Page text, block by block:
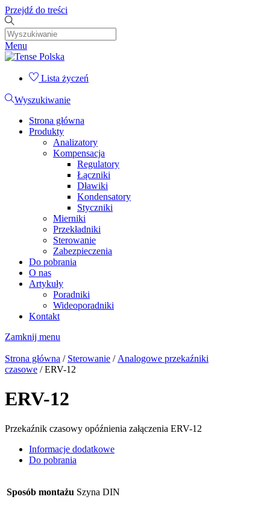
Przejdź do treści
Menu
Lista życzeń
Wyszukiwanie
Strona główna
Produkty
Analizatory
Kompensacja
Regulatory
Łączniki
Dławiki
Kondensatory
Styczniki
Mierniki
Przekładniki
Sterowanie
Zabezpieczenia
Do pobrania
O nas
Artykuły
Poradniki
Wideoporadniki
Kontakt
Zamknij menu
Strona główna / Sterowanie / Analogowe przekaźniki
czasowe / ERV-12
ERV-12
Przekaźnik czasowy opóźnienia załączenia ERV-12
Informacje dodatkowe
Do pobrania
Sposób montażu Szyna DIN